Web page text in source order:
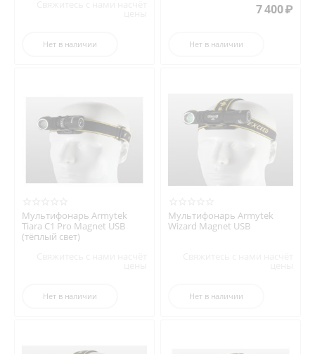
Нет в наличии
7 400₽
Нет в наличии
Мультифонарь Armytek
Tiara C1 Pro Magnet USB
(тёплый свет)
Нет в наличии
Мультифонарь Armytek
Wizard Magnet USB
Нет в наличии